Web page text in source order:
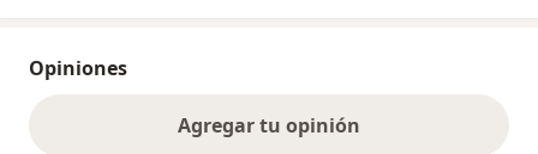
Opiniones
Agregar tu opinión